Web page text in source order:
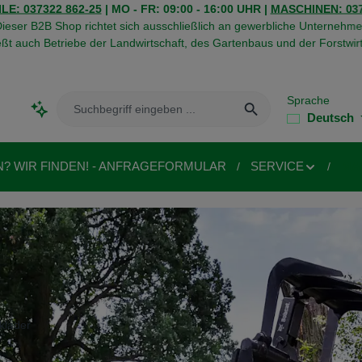
037322 862-25| MO - FR: 09:00 - 16:00 UHR | MASCHINEN:
B2B Shop richtet sich ausschließlich an gewerbliche
auch Betriebe der Landwirtschaft, des Gartenbaus und der
Sprache
Deutsch
WIR FINDEN! - ANFRAGEFORMULAR SERVICE